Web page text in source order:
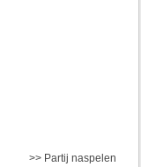
>> Partij naspelen